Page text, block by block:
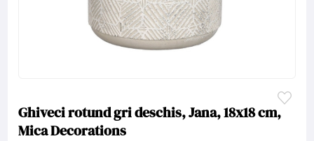
Ghiveci rotund gri deschis, Jana, 18x18 cm,
Mica Decorations